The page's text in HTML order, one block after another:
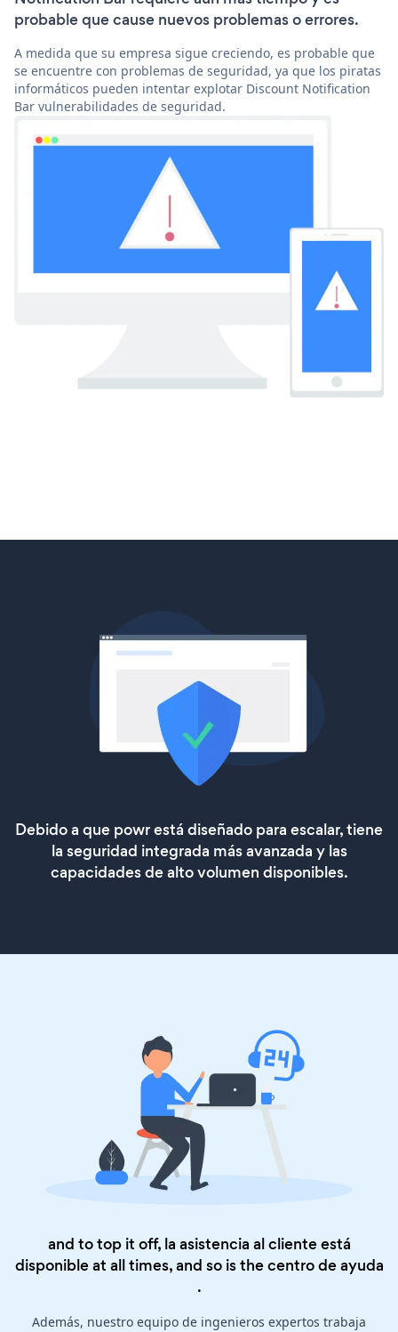
probable que cause nuevos problemas o errores.
A medida que su empresa sigue creciendo, es probable que
se encuentre con problemas de seguridad, ya que los piratas
informáticos pueden intentar explotar Discount Notification
Bar vulnerabilidades de seguridad.
Debido a que powr está diseñado para escalar, tiene
la seguridad integrada más avanzada y las
capacidades de alto volumen disponibles.
and to top it off, la asistencia al cliente está
disponible at all times, and so is thecentro de ayuda
.
Además, nuestro equipo de ingenieros expertos trabaja